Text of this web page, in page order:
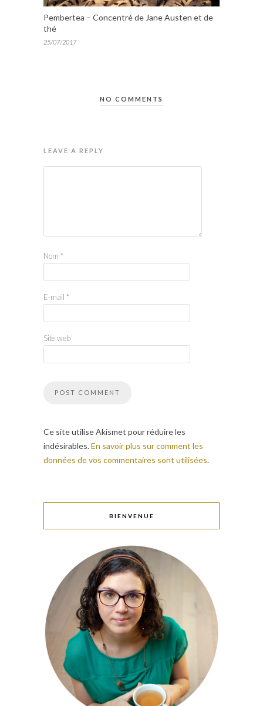
Pembertea – Concentré de Jane Austen et de
thé
25/07/2017
NO COMMENTS
LEAVE A REPLY
Nom *
E-mail *
Site web
Ce site utilise Akismet pour réduire les
indésirables.En savoir plus sur comment les
données de vos commentaires sont utilisées.
BIENVENUE